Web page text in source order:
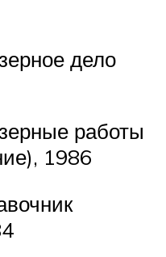
дело
работы
1986